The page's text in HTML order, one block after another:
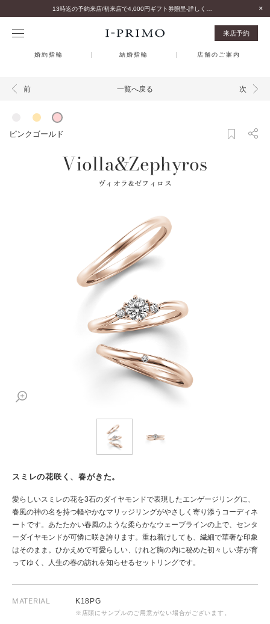
来店予約
婚約指輪 結婚指輪 店舗のご案内
前 一覧へ戻る 次
ピンクゴールド
Violla&Zephyros
ヴィオラ&ゼフィロス
スミレの花咲く、春がきた。
愛らしいスミレの花を3石のダイヤモンドで表現したエンゲージリングに、
春風の神の名を持つ軽やかなマリッジリングがやさしく寄り添うコーディネ
ートです。あたたかい春風のような柔らかなウェーブラインの上で、センタ
ーダイヤモンドが可憐に咲き誇ります。重ね着けしても、繊細で華奢な印象
はそのまま。ひかえめで可愛らしい、けれど胸の内に秘めた初々しい芽が育
ってゆく、人生の春の訪れを知らせるセットリングです。
MATERIAL K18PG
※店頭にサンプルのご用意がない場合がございます。